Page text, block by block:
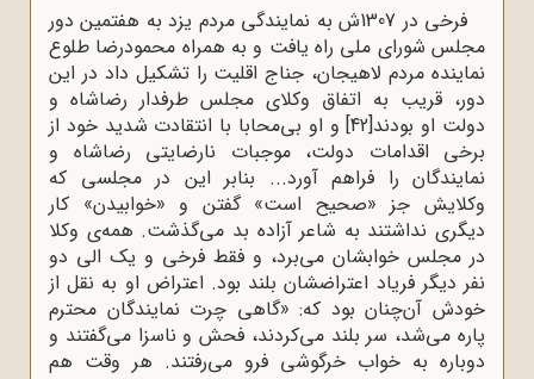
فرخی در 1307ش به نمایندگی مردم یزد به هفتمین دور
مجلس شورای ملی راه یافت و به همراه محمودرضا طلوع
نماینده مردم لاهیجان، جناج اقلیت را تشکیل داد در این
دور، قریب به اتفاق وکلای مجلس طرفدار رضاشاه و
دولت او بودند[42]
و او بی‌محابا با انتقادت شدید خود از
برخی اقدامات دولت، موجبات نارضایتی رضاشاه و
نمایندگان را فراهم آورد... بنابر این در مجلسی که
وکلایش جز «صحیح است» گفتن و «خوابیدن» کار
دیگری نداشتند به شاعر آزاده بد می‌گذشت. همه‌ی وکلا
در مجلس خوابشان می‌برد، و فقط فرخی و یک الی دو
نفر دیگر فریاد اعتراضشان بلند بود. اعتراض او به نقل از
خودش آن‌چنان بود که: «گاهی چرت نمایندگان محترم
پاره می‌شد، سر بلند می‌کردند، فحش و ناسزا می‌گفتند و
دوباره به خواب خرگوشی فرو می‌رفتند. هر وقت هم